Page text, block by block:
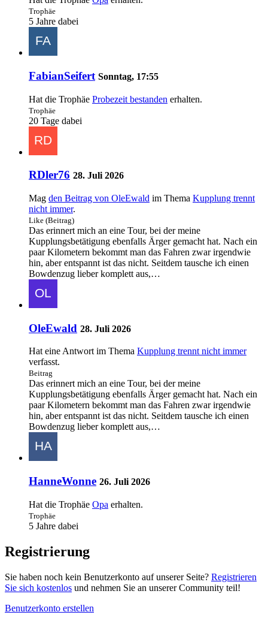
Trophäe
5 Jahre dabei
FabianSeifert Sonntag, 17:55
Hat die Trophäe Probezeit bestanden erhalten.
Trophäe
20 Tage dabei
RDler76 28. Juli 2026
Mag den Beitrag von OleEwald im Thema Kupplung trennt
nicht immer.
Like (Beitrag)
Das erinnert mich an eine Tour, bei der meine
Kupplungsbetätigung ebenfalls Ärger gemacht hat. Nach ein
paar Kilometern bekommt man das Fahren zwar irgendwie
hin, aber entspannt ist das nicht. Seitdem tausche ich einen
Bowdenzug lieber komplett aus,…
OleEwald 28. Juli 2026
Hat eine Antwort im Thema Kupplung trennt nicht immer
verfasst.
Beitrag
Das erinnert mich an eine Tour, bei der meine
Kupplungsbetätigung ebenfalls Ärger gemacht hat. Nach ein
paar Kilometern bekommt man das Fahren zwar irgendwie
hin, aber entspannt ist das nicht. Seitdem tausche ich einen
Bowdenzug lieber komplett aus,…
HanneWonne 26. Juli 2026
Hat die Trophäe Opa erhalten.
Trophäe
5 Jahre dabei
Registrierung
Sie haben noch kein Benutzerkonto auf unserer Seite? Registrieren
Sie sich kostenlos und nehmen Sie an unserer Community teil!
Benutzerkonto erstellen